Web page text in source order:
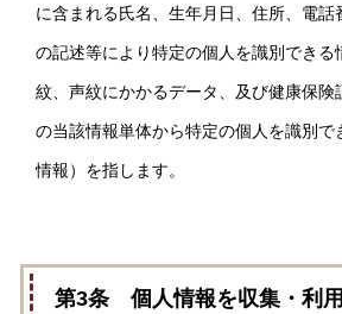
に含まれる氏名、生年月日、住所、電話
の記述等により特定の個人を識別できる
紋、声紋にかかるデータ、及び健康保険
の当該情報単体から特定の個人を識別で
情報）を指します。
第3条 個人情報を収集・利